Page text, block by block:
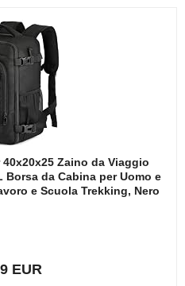
Zaino da Viaggio
Borsa da Cabina per Uomo e
e Scuola Trekking, Nero
EUR